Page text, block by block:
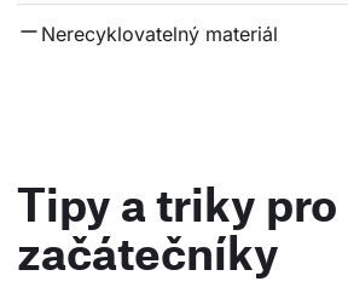
Nerecyklovatelný materiál
Tipy a triky pro
začátečníky